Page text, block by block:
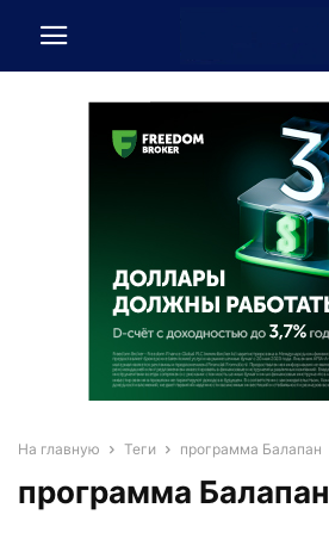
На главную Теги программа Балапан
программа Балапан